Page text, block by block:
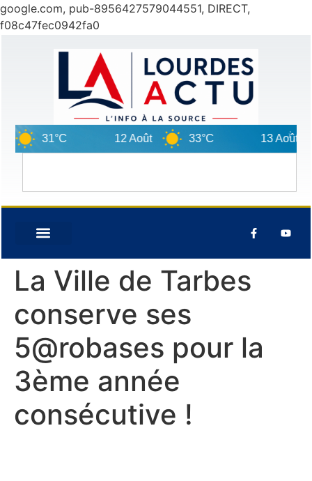
google.com, pub-8956427579044551, DIRECT,
f08c47fec0942fa0
31°C 12 Août 33°C 13 Août
La Ville de Tarbes
conserve ses
5@robases pour la
3ème année
consécutive !